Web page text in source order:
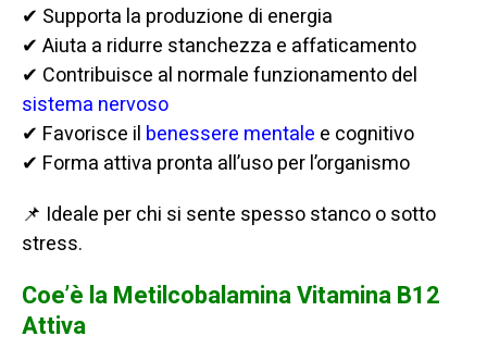
✔ Supporta la produzione di energia
✔ Aiuta a ridurre stanchezza e affaticamento
✔ Contribuisce al normale funzionamento del
sistema nervoso
✔ Favorisce il benessere mentale e cognitivo
✔ Forma attiva pronta all’uso per l’organismo
📌 Ideale per chi si sente spesso stanco o sotto
stress.
Coe’è la Metilcobalamina Vitamina B12
Attiva